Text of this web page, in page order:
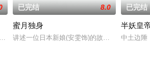
可爱的女人，可是地下恋人年良修（艾伟 饰）
已完结 8.0
蜜月独身
讲述一位日本新娘(安雯饰)的故事，真人真事
已完结
半妖皇
中土边陲